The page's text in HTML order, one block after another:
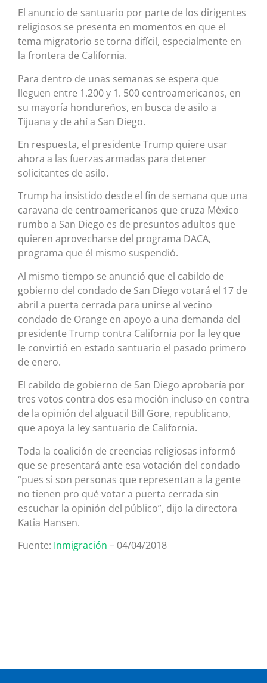
El anuncio de santuario por parte de los dirigentes
religiosos se presenta en momentos en que el
tema migratorio se torna difícil, especialmente en
la frontera de California.
Para dentro de unas semanas se espera que
lleguen entre 1.200 y 1. 500 centroamericanos, en
su mayoría hondureños, en busca de asilo a
Tijuana y de ahí a San Diego.
En respuesta, el presidente Trump quiere usar
ahora a las fuerzas armadas para detener
solicitantes de asilo.
Trump ha insistido desde el fin de semana que una
caravana de centroamericanos que cruza México
rumbo a San Diego es de presuntos adultos que
quieren aprovecharse del programa DACA,
programa que él mismo suspendió.
Al mismo tiempo se anunció que el cabildo de
gobierno del condado de San Diego votará el 17 de
abril a puerta cerrada para unirse al vecino
condado de Orange en apoyo a una demanda del
presidente Trump contra California por la ley que
le convirtió en estado santuario el pasado primero
de enero.
El cabildo de gobierno de San Diego aprobaría por
tres votos contra dos esa moción incluso en contra
de la opinión del alguacil Bill Gore, republicano,
que apoya la ley santuario de California.
Toda la coalición de creencias religiosas informó
que se presentará ante esa votación del condado
“pues si son personas que representan a la gente
no tienen pro qué votar a puerta cerrada sin
escuchar la opinión del público”, dijo la directora
Katia Hansen.
Fuente: Inmigración – 04/04/2018